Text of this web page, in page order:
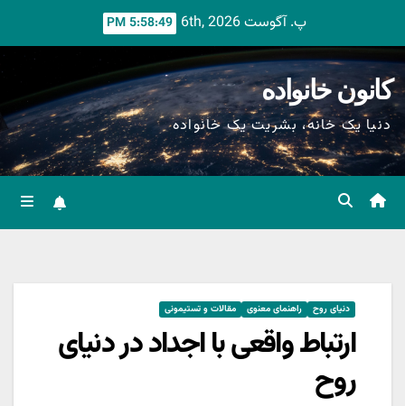
content
پ. آگوست 6th, 2026 5:58:51 PM
کانون خانواده
دنیا یک خانه، بشریت یک خانواده
دنیای روح راهنمای معنوی مقالات و تستیمونی
ارتباط واقعی با اجداد در دنیای
روح